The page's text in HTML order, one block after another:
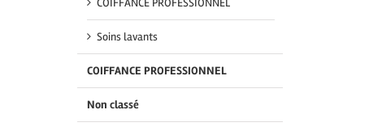
COIFFANCE PROFESSIONNEL
Soins lavants
COIFFANCE PROFESSIONNEL
Non classé